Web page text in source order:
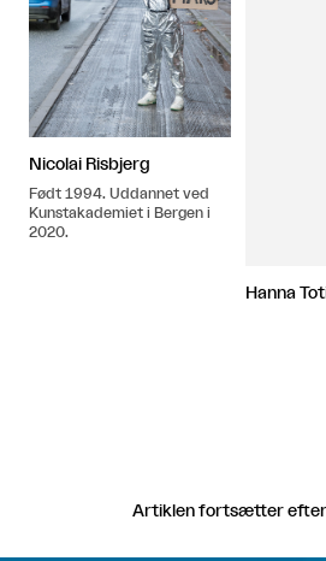
Nicolai Risbjerg
Født 1994. Uddannet ved
Kunstakademiet i Bergen i
2020.
Hanna
Artiklen fortsætter efter